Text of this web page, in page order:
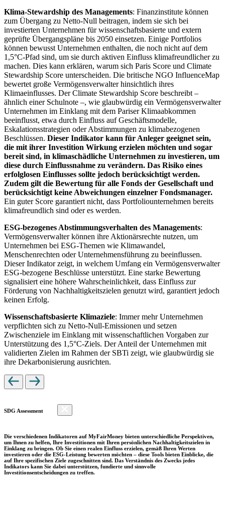
Klima-Stewardship des Managements: Finanzinstitute können
zum Übergang zu Netto-Null beitragen, indem sie sich bei
investierten Unternehmen für wissenschaftsbasierte und extern
geprüfte Übergangspläne bis 2050 einsetzen. Einige Portfolios
können bewusst Unternehmen enthalten, die noch nicht auf dem
1,5°C-Pfad sind, um sie durch aktiven Einfluss klimafreundlicher zu
machen. Dies kann erklären, warum sich Paris Score und Climate
Stewardship Score unterscheiden. Die britische NGO InfluenceMap
bewertet große Vermögensverwalter hinsichtlich ihres
Klimaeinflusses. Der Climate Stewardship Score beschreibt –
ähnlich einer Schulnote –, wie glaubwürdig ein Vermögensverwalter
Unternehmen im Einklang mit dem Pariser Klimaabkommen
beeinflusst, etwa durch Einfluss auf Geschäftsmodelle,
Eskalationsstrategien oder Abstimmungen zu klimabezogenen
Beschlüssen. Dieser Indikator kann für Anleger geeignet sein,
die mit ihrer Investition Wirkung erzielen möchten und sogar
bereit sind, in klimaschädliche Unternehmen zu investieren, um
diese durch Einflussnahme zu verändern. Das Risiko eines
erfolglosen Einflusses sollte jedoch berücksichtigt werden.
Zudem gilt die Bewertung für alle Fonds der Gesellschaft und
berücksichtigt keine Abweichungen einzelner Fondsmanager.
Ein guter Score garantiert nicht, dass Portfoliounternehmen bereits
klimafreundlich sind oder es werden.
ESG-bezogenes Abstimmungsverhalten des Managements:
Vermögensverwalter können ihre Aktionärsrechte nutzen, um
Unternehmen bei ESG-Themen wie Klimawandel,
Menschenrechten oder Unternehmensführung zu beeinflussen.
Dieser Indikator zeigt, in welchem Umfang ein Vermögensverwalter
ESG-bezogene Beschlüsse unterstützt. Eine starke Bewertung
signalisiert eine höhere Wahrscheinlichkeit, dass Einfluss zur
Förderung von Nachhaltigkeitszielen genutzt wird, garantiert jedoch
keinen Erfolg.
Wissenschaftsbasierte Klimaziele: Immer mehr Unternehmen
verpflichten sich zu Netto-Null-Emissionen und setzen
Zwischenziele im Einklang mit wissenschaftlichen Vorgaben zur
Unterstützung des 1,5°C-Ziels. Der Anteil der Unternehmen mit
validierten Zielen im Rahmen der SBTi zeigt, wie glaubwürdig sie
ihre Dekarbonisierung ausrichten.
SDG Assessment
Die verschiedenen Indikatoren auf MyFairMoney bieten unterschiedliche Perspektiven,
um Ihnen zu helfen, Ihre Investitionen mit Ihren persönlichen Nachhaltigkeitszielen in
Einklang zu bringen. Ob Sie einen realen Einfluss erzielen, gemäß Ihren Werten
investieren oder die ESG-Leistung bewerten möchten – diese Tools bieten Einblicke, die
auf Ihre spezifischen Ziele zugeschnitten sind. Das Verständnis des Zwecks jedes
Indikators kann Sie dabei unterstützen, fundierte und sinnvolle
Investitionsentscheidungen zu treffen.